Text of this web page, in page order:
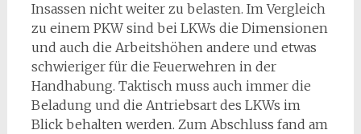
Insassen nicht weiter zu belasten. Im Vergleich
zu einem PKW sind bei LKWs die Dimensionen
und auch die Arbeitshöhen andere und etwas
schwieriger für die Feuerwehren in der
Handhabung. Taktisch muss auch immer die
Beladung und die Antriebsart des LKWs im
Blick behalten werden. Zum Abschluss fand am